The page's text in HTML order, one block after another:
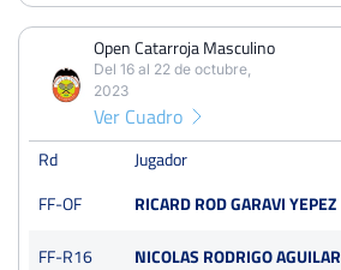
Dura
Open Catarroja Masculino
Del 16 al 22 de octubre, 2023
Octavos
XII Open Ciutat de Benicasim
Open Catarroja Masculino
Del 16 al 22 de octubre,
2023
Ver Cuadro
Rd Jugador
FF-OF
RICARD ROD GARAVI YEPEZ
FF-R16
NICOLAS RODRIGO AGUILAR